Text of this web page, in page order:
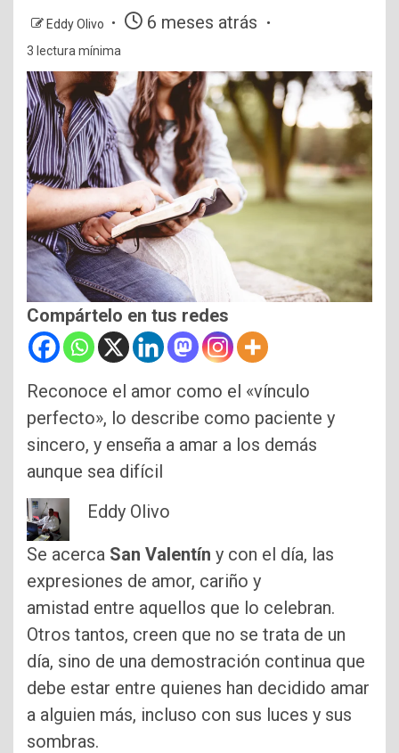
Eddy Olivo 6 meses atrás
3 lectura mínima
Compártelo en tus redes
Reconoce el amor como el «vínculo
perfecto», lo describe como paciente y
sincero, y enseña a amar a los demás
aunque sea difícil
Eddy Olivo
Se acerca San Valentín y con el día, las
expresiones de amor, cariño y
amistad entre aquellos que lo celebran.
Otros tantos, creen que no se trata de un
día, sino de una demostración continua que
debe estar entre quienes han decidido amar
a alguien más, incluso con sus luces y sus
sombras.